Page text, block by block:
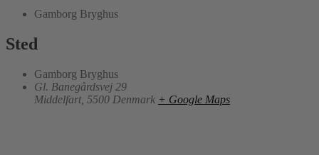
Gamborg Bryghus
Sted
Gamborg Bryghus
Gl. Banegårdsvej 29
Middelfart, 5500 Denmark + Google Maps